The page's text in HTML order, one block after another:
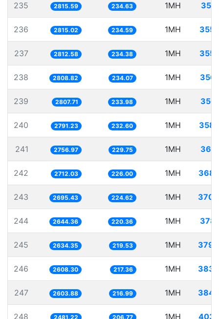
235 2815.59 234.63 1MH
236 2815.02 234.59 1MH
237 2812.58 234.38 1MH
238 2808.82 234.07 1MH
239 2807.71 233.98 1MH
240 2791.23 232.60 1MH
241 2756.97 229.75 1MH
242 2712.03 226.00 1MH
243 2695.43 224.62 1MH
244 2644.36 220.36 1MH
245 2634.35 219.53 1MH
246 2608.30 217.36 1MH
247 2603.88 216.99 1MH
248 2481.22 206.77 1MH